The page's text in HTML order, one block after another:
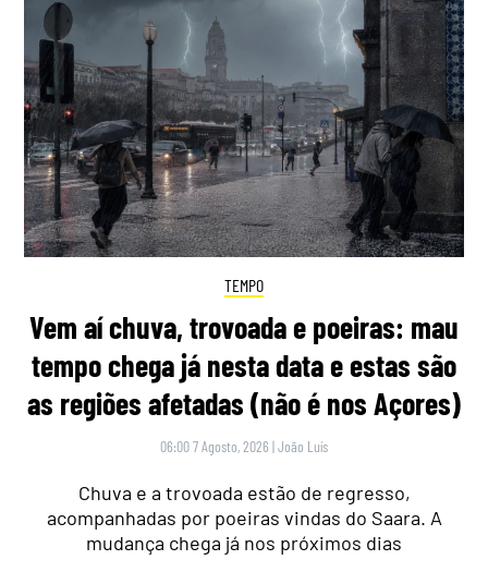
TEMPO
Vem aí chuva, trovoada e poeiras: mau
tempo chega já nesta data e estas são
as regiões afetadas (não é nos Açores)
06:00 7 Agosto, 2026 |João Luís
Chuva e a trovoada estão de regresso,
acompanhadas por poeiras vindas do Saara. A
mudança chega já nos próximos dias